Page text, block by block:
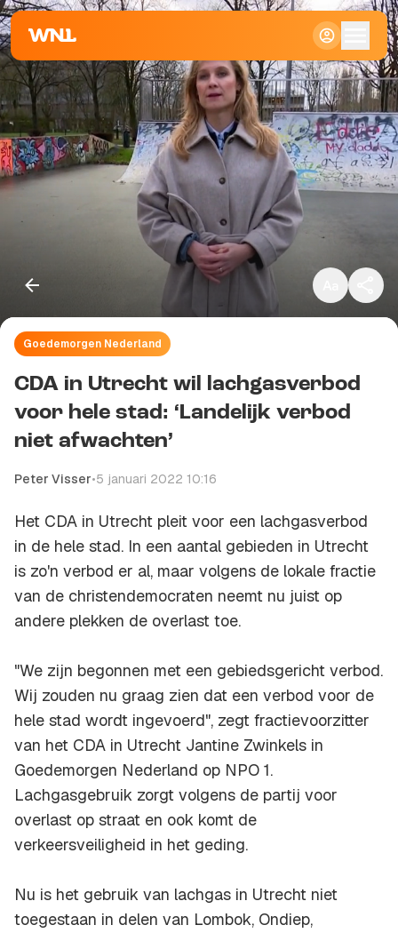
Klein
Standaard
Groot
Goedemorgen Nederland
CDA in Utrecht wil lachgasverbod
voor hele stad: ‘Landelijk verbod
niet afwachten’
Peter Visser•5 januari 2022 10:16
Het CDA in Utrecht pleit voor een lachgasverbod
in de hele stad. In een aantal gebieden in Utrecht
is zo'n verbod er al, maar volgens de lokale fractie
van de christendemocraten neemt nu juist op
andere plekken de overlast toe.
"We zijn begonnen met een gebiedsgericht verbod.
Wij zouden nu graag zien dat een verbod voor de
hele stad wordt ingevoerd", zegt fractievoorzitter
van het CDA in Utrecht Jantine Zwinkels in
Goedemorgen Nederland op NPO 1.
Lachgasgebruik zorgt volgens de partij voor
overlast op straat en ook komt de
verkeersveiligheid in het geding.
Nu is het gebruik van lachgas in Utrecht niet
toegestaan in delen van Lombok, Ondiep,